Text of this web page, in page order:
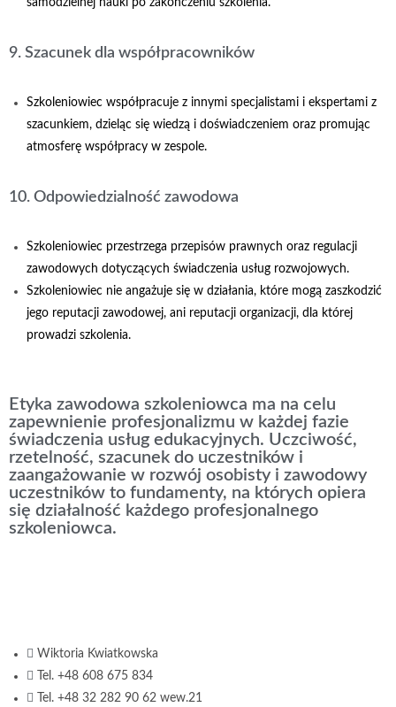
samodzielnej nauki po zakończeniu szkolenia.
9. Szacunek dla współpracowników
Szkoleniowiec współpracuje z innymi specjalistami i ekspertami z
szacunkiem, dzieląc się wiedzą i doświadczeniem oraz promując
atmosferę współpracy w zespole.
10. Odpowiedzialność zawodowa
Szkoleniowiec przestrzega przepisów prawnych oraz regulacji
zawodowych dotyczących świadczenia usług rozwojowych.
Szkoleniowiec nie angażuje się w działania, które mogą zaszkodzić
jego reputacji zawodowej, ani reputacji organizacji, dla której
prowadzi szkolenia.
Etyka zawodowa szkoleniowca ma na celu
zapewnienie profesjonalizmu w każdej fazie
świadczenia usług edukacyjnych. Uczciwość,
rzetelność, szacunek do uczestników i
zaangażowanie w rozwój osobisty i zawodowy
uczestników to fundamenty, na których opiera
się działalność każdego profesjonalnego
szkoleniowca.
Wiktoria Kwiatkowska
Tel. +48 608 675 834
Tel. +48 32 282 90 62 wew.21